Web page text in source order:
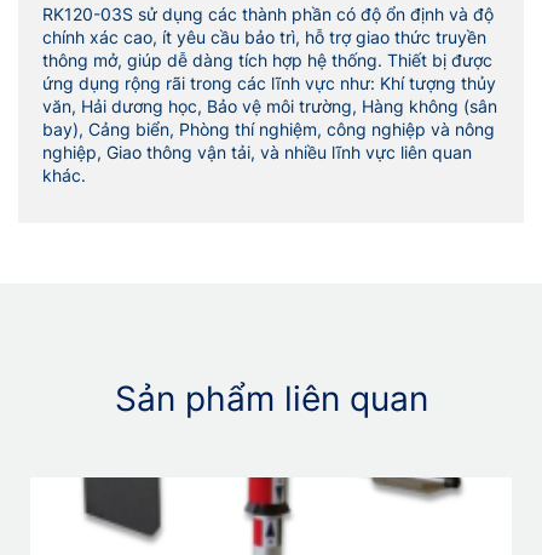
RK120-03S sử dụng các thành phần có độ ổn định và độ
chính xác cao, ít yêu cầu bảo trì, hỗ trợ giao thức truyền
thông mở, giúp dễ dàng tích hợp hệ thống. Thiết bị được
ứng dụng rộng rãi trong các lĩnh vực như: Khí tượng thủy
văn, Hải dương học, Bảo vệ môi trường, Hàng không (sân
bay), Cảng biển, Phòng thí nghiệm, công nghiệp và nông
nghiệp, Giao thông vận tải, và nhiều lĩnh vực liên quan
khác.
Sản phẩm liên quan